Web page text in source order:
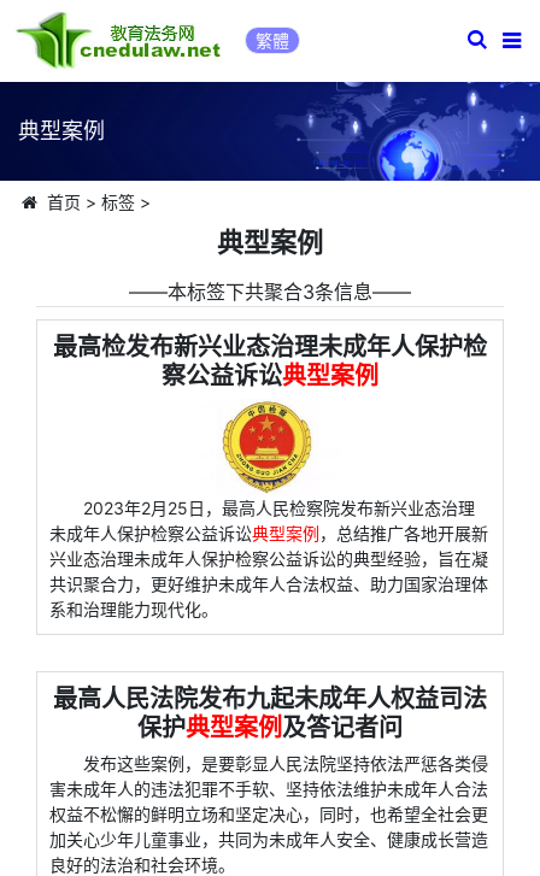
繁體
典型案例
首页 > 标签>
典型案例
――本标签下共聚合3条信息――
最高检发布新兴业态治理未成年人保护检
察公益诉讼典型案例
2023年2月25日，最高人民检察院发布新兴业态治理
未成年人保护检察公益诉讼典型案例，总结推广各地开展新
兴业态治理未成年人保护检察公益诉讼的典型经验，旨在凝
共识聚合力，更好维护未成年人合法权益、助力国家治理体
系和治理能力现代化。
最高人民法院发布九起未成年人权益司法
保护典型案例及答记者问
发布这些案例，是要彰显人民法院坚持依法严惩各类侵
害未成年人的违法犯罪不手软、坚持依法维护未成年人合法
权益不松懈的鲜明立场和坚定决心，同时，也希望全社会更
加关心少年儿童事业，共同为未成年人安全、健康成长营造
良好的法治和社会环境。